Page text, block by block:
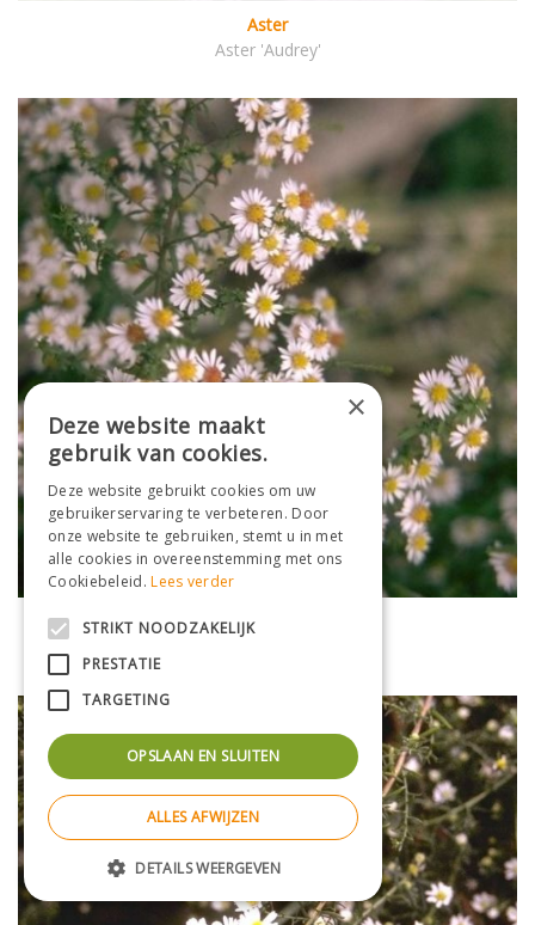
Aster
Aster 'Audrey'
Aster
×
Deze website maakt
gebruik van cookies.
Deze website gebruikt cookies om uw
gebruikerservaring te verbeteren. Door
onze website te gebruiken, stemt u in met
alle cookies in overeenstemming met ons
Cookiebeleid.Lees verder
STRIKT NOODZAKELIJK
PRESTATIE
TARGETING
OPSLAAN EN SLUITEN
ALLES AFWIJZEN
DETAILS WEERGEVEN